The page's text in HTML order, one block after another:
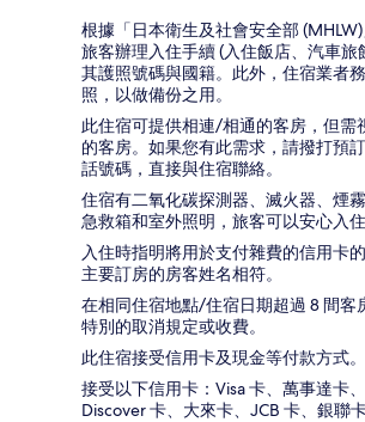
根據「日本衛生及社會安全部
旅客辦理入住手續 (入住飯店、汽車旅
其護照號碼與國籍。此外，住宿業者
照，以做備份之用。
此住宿可提供相連/相通的客房，但需
的客房。如果您有此需求，請撥打預
話號碼，直接與住宿聯絡。
住宿有二氧化碳探測器、滅火器、煙
急救箱和室外照明，旅客可以安心入住
入住時指明將用於支付雜費的信用卡
主要訂房的房客姓名相符。
在相同住宿地點/住宿日期超過 8 間客
特別的取消規定或收費。
此住宿接受信用卡及現金等付款方式。
接受以下信用卡：Visa 卡、萬事達卡、
Discover 卡、大來卡、JCB 卡、銀聯